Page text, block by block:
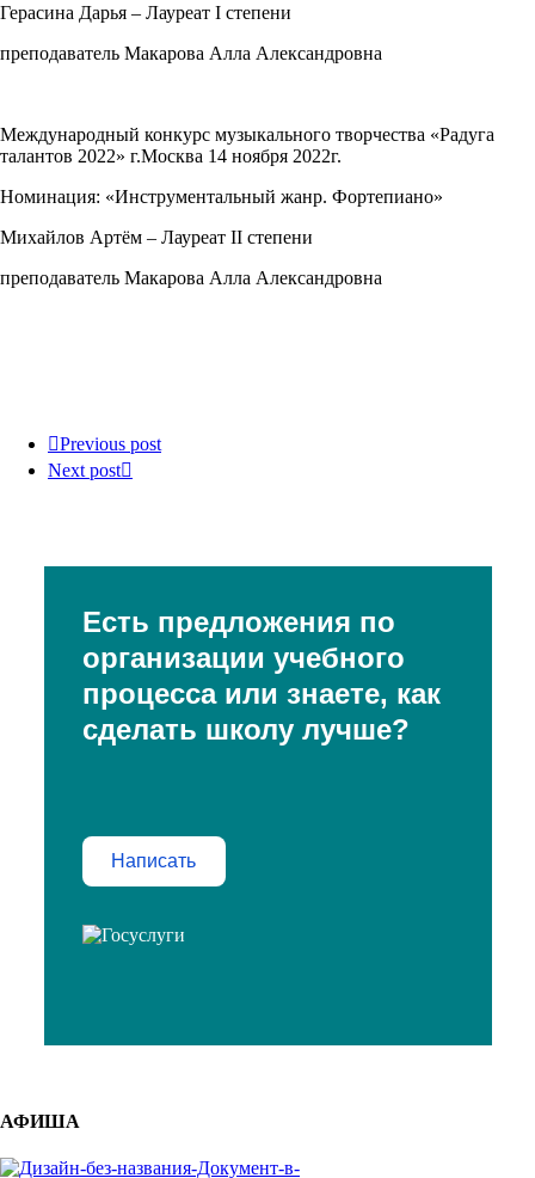
Герасина Дарья – Лауреат I степени
преподаватель Макарова Алла Александровна
Международный конкурс музыкального творчества «Радуга
талантов 2022» г.Москва 14 ноября 2022г.
Номинация: «Инструментальный жанр. Фортепиано»
Михайлов Артём – Лауреат II степени
преподаватель Макарова Алла Александровна
Previous post
Next post
Есть предложения по
организации учебного
процесса или знаете, как
сделать школу лучше?
Написать
АФИША